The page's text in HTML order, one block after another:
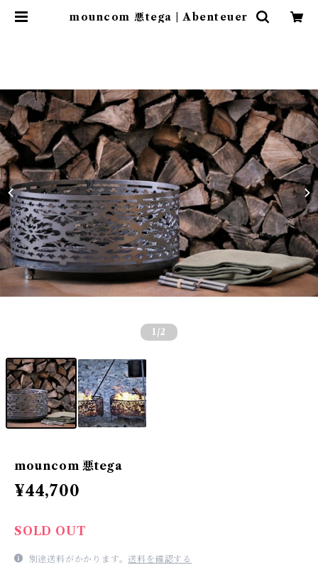
mouncom 悪tega | Abenteuer
1 /2
mouncom 悪tega
¥44,700
SOLD OUT
別途送料がかかります。送料を確認する